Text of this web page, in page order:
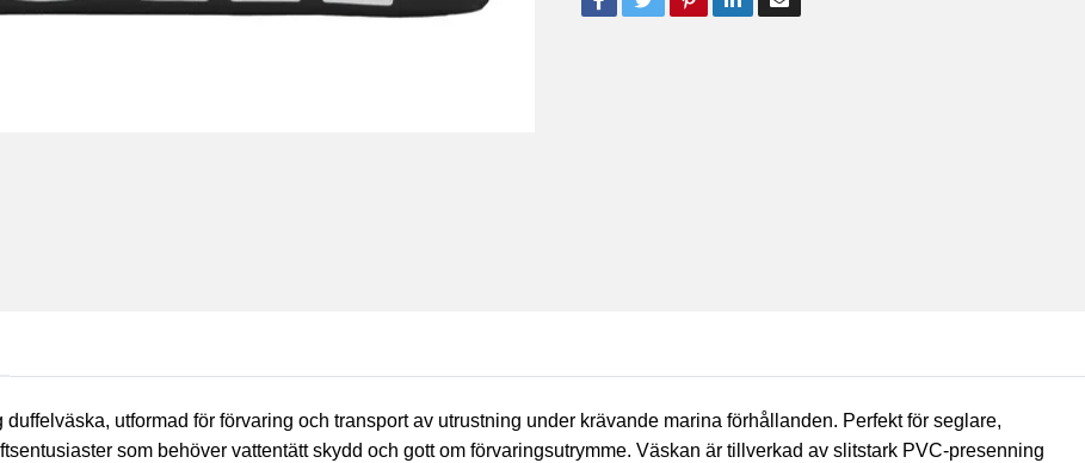
duffelväska, utformad för förvaring och transport av utrustning under krävande marina förhållanden. Perfekt för seglare,
som behöver vattentätt skydd och gott om förvaringsutrymme. Väskan är tillverkad av slitstark PVC-presenning